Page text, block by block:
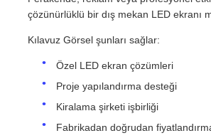
çözünürlüklü bir dış mekan LED ekranı
Kılavuz Görsel şunları sağlar:
Özel LED ekran çözümleri
Proje yapılandırma desteği
Kiralama şirketi işbirliği
Fabrikadan doğrudan